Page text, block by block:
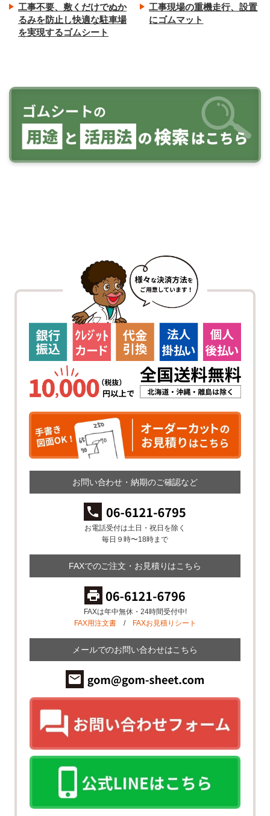
工事不要、敷くだけでぬか
るみを防止し快適な駐車場
を実現するゴムシート
工事現場の重機走行、設置
にゴムマット
お問い合わせ・納期のご確認など
お電話受付は土日・祝日を除く
毎日９時〜18時まで
FAXでのご注文・お見積りはこちら
FAXは年中無休・24時間受付中!
FAX用注文書/ FAXお見積りシート
メールでのお問い合わせはこちら